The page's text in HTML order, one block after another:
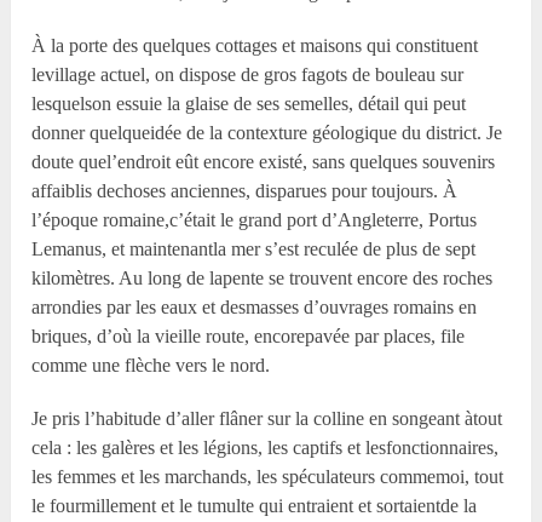
À la porte des quelques cottages et maisons qui constituent
levillage actuel, on dispose de gros fagots de bouleau sur
lesquelson essuie la glaise de ses semelles, détail qui peut
donner quelqueidée de la contexture géologique du district. Je
doute quel’endroit eût encore existé, sans quelques souvenirs
affaiblis dechoses anciennes, disparues pour toujours. À
l’époque romaine,c’était le grand port d’Angleterre, Portus
Lemanus, et maintenantla mer s’est reculée de plus de sept
kilomètres. Au long de lapente se trouvent encore des roches
arrondies par les eaux et desmasses d’ouvrages romains en
briques, d’où la vieille route, encorepavée par places, file
comme une flèche vers le nord.
Je pris l’habitude d’aller flâner sur la colline en songeant àtout
cela : les galères et les légions, les captifs et lesfonctionnaires,
les femmes et les marchands, les spéculateurs commemoi, tout
le fourmillement et le tumulte qui entraient et sortaientde la